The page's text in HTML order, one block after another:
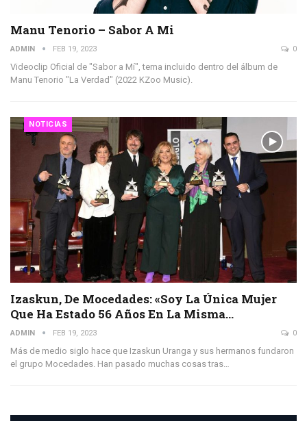
Manu Tenorio – Sabor A Mi
ADMIN FEB 19, 2023 0
Videoclip Oficial de "Sabor a Mí", tema incluido dentro del álbum de
Manu Tenorio "La Verdad" (2022 KZoo Music).
NOTICIAS
Izaskun, De Mocedades: «Soy La Única Mujer
Que Ha Estado 56 Años En La Misma…
ADMIN FEB 19, 2023 0
Más de medio siglo hace que Izaskun Uranga y sus hermanos fundaron
el grupo Mocedades. Han pasado muchas cosas tras…